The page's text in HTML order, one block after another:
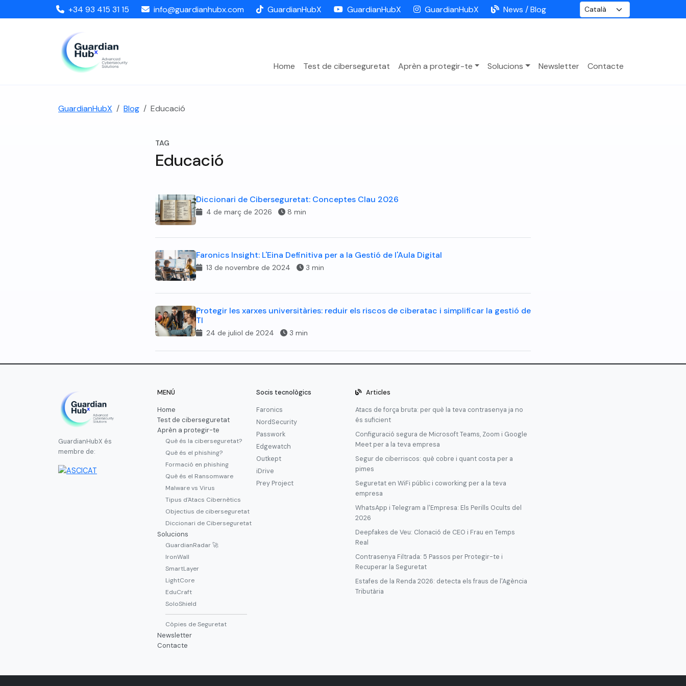
+34 93 415 31 15 info@guardianhubx.com GuardianHubX GuardianHubX GuardianHubX News / Blog
Home Test de ciberseguretat Aprèn a protegir-te Solucions Newsletter Contacte
GuardianHubX Blog Educació
TAG
Educació
Diccionari de Ciberseguretat: Conceptes Clau 2026
4 de març de 2026 8 min
Faronics Insight: L'Eina Definitiva per a la Gestió de l'Aula Digital
13 de novembre de 2024 3 min
Protegir les xarxes universitàries: reduir els riscos de ciberatac i simplificar la gestió de
TI
24 de juliol de 2024 3 min
GuardianHubX és
membre de:
MENÚ
Home
Test de ciberseguretat
Aprèn a protegir-te
Què és la ciberseguretat?
Què és el phishing?
Formació en phishing
Què és el Ransomware
Malware vs Virus
Tipus d'Atacs Cibernètics
Objectius de ciberseguretat
Diccionari de Ciberseguretat
Solucions
GuardianRadar 🚀
IronWall
SmartLayer
LightCore
EduCraft
SoloShield
Còpies de Seguretat
Newsletter
Contacte
Socis tecnològics
Faronics
NordSecurity
Passwork
Edgewatch
Outkept
iDrive
Prey Project
Articles
Atacs de força bruta: per què la teva contrasenya ja no
és suficient
Configuració segura de Microsoft Teams, Zoom i Google
Meet per a la teva empresa
Segur de ciberriscos: què cobre i quant costa per a
pimes
Seguretat en WiFi públic i coworking per a la teva
empresa
WhatsApp i Telegram a l'Empresa: Els Perills Ocults del
2026
Deepfakes de Veu: Clonació de CEO i Frau en Temps
Real
Contrasenya Filtrada: 5 Passos per Protegir-te i
Recuperar la Seguretat
Estafes de la Renda 2026: detecta els fraus de l'Agència
Tributària